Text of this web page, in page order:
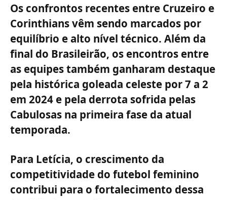
Os confrontos recentes entre Cruzeiro e
Corinthians vêm sendo marcados por
equilíbrio e alto nível técnico. Além da
final do Brasileirão, os encontros entre
as equipes também ganharam destaque
pela histórica goleada celeste por 7 a 2
em 2024 e pela derrota sofrida pelas
Cabulosas na primeira fase da atual
temporada.
Para Letícia, o crescimento da
competitividade do futebol feminino
contribui para o fortalecimento dessa